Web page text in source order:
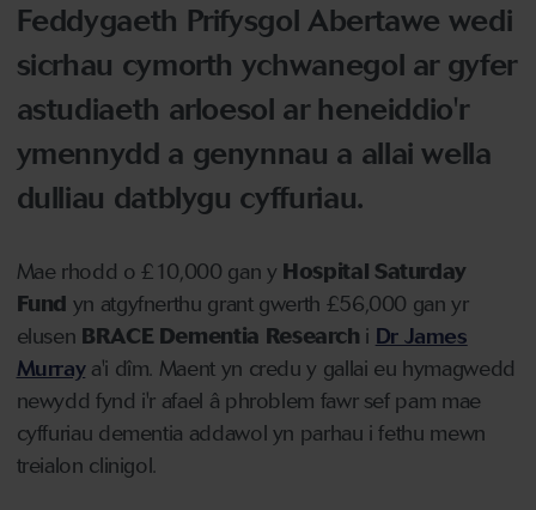
Feddygaeth Prifysgol Abertawe wedi
sicrhau cymorth ychwanegol ar gyfer
astudiaeth arloesol ar heneiddio'r
ymennydd a genynnau a allai wella
dulliau datblygu cyffuriau.
Mae rhodd o £10,000 gan y Hospital Saturday
Fund yn atgyfnerthu grant gwerth £56,000 gan yr
elusen BRACE Dementia Research i Dr James
Murraya'i dîm. Maent yn credu y gallai eu hymagwedd
newydd fynd i'r afael â phroblem fawr sef pam mae
cyffuriau dementia addawol yn parhau i fethu mewn
treialon clinigol.